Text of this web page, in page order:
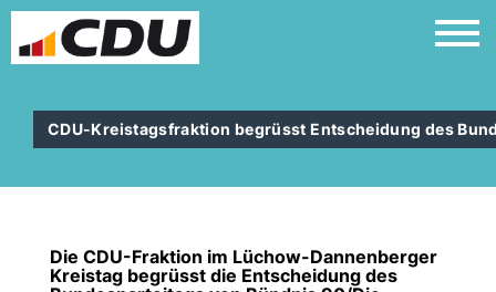
CDU-Kreistagsfraktion begrüsst Entscheidung des
Die CDU-Fraktion im Lüchow-Dannenberger
Kreistag begrüsst die Entscheidung des